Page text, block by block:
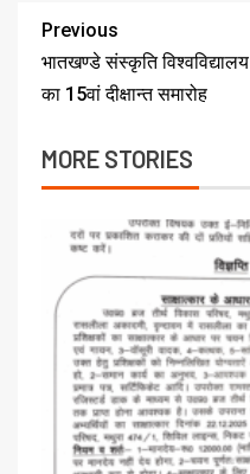
Previous
भातखण्डे संस्कृति विश्वविद्यालय
का 15वां दीक्षान्त समारोह
MORE STORIES